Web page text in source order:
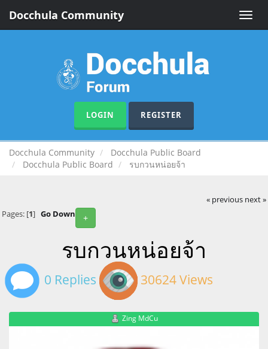
Toggle
Docchula Community
LOGIN REGISTER
Docchula Community
Docchula Public Board
Docchula Public Board
รบกวนหน่อยจ้า
« previous next »
+
Pages: [1] Go Down
รบกวนหน่อยจ้า
0 Replies 30624 Views
Zing MdCu